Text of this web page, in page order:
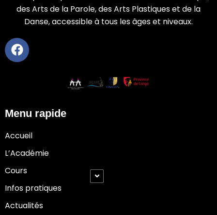
des Arts de la Parole, des Arts Plastiques et de la
Danse, accessible à tous les âges et niveaux.
Menu rapide
Accueil
L’Académie
Cours
Infos pratiques
Actualités